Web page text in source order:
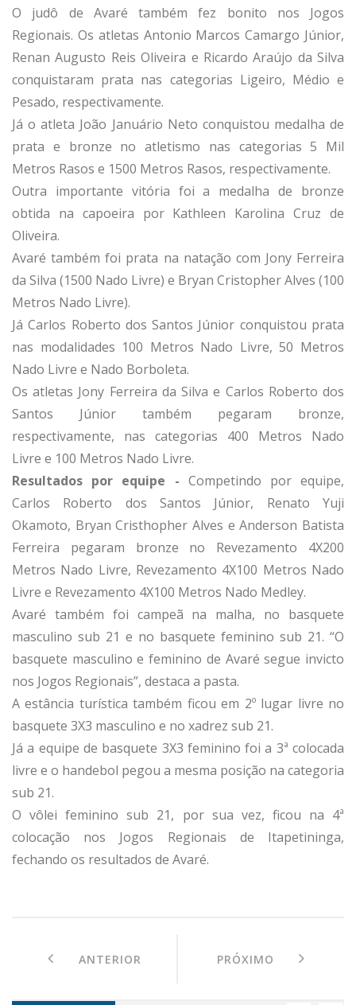
O judô de Avaré também fez bonito nos Jogos
Regionais. Os atletas Antonio Marcos Camargo Júnior,
Renan Augusto Reis Oliveira e Ricardo Araújo da Silva
conquistaram prata nas categorias Ligeiro, Médio e
Pesado, respectivamente.
Já o atleta João Januário Neto conquistou medalha de
prata e bronze no atletismo nas categorias 5 Mil
Metros Rasos e 1500 Metros Rasos, respectivamente.
Outra importante vitória foi a medalha de bronze
obtida na capoeira por Kathleen Karolina Cruz de
Oliveira.
Avaré também foi prata na natação com Jony Ferreira
da Silva (1500 Nado Livre) e Bryan Cristopher Alves (100
Metros Nado Livre).
Já Carlos Roberto dos Santos Júnior conquistou prata
nas modalidades 100 Metros Nado Livre, 50 Metros
Nado Livre e Nado Borboleta.
Os atletas Jony Ferreira da Silva e Carlos Roberto dos
Santos Júnior também pegaram bronze,
respectivamente, nas categorias 400 Metros Nado
Livre e 100 Metros Nado Livre.
Resultados por equipe - Competindo por equipe,
Carlos Roberto dos Santos Júnior, Renato Yuji
Okamoto, Bryan Cristhopher Alves e Anderson Batista
Ferreira pegaram bronze no Revezamento 4X200
Metros Nado Livre, Revezamento 4X100 Metros Nado
Livre e Revezamento 4X100 Metros Nado Medley.
Avaré também foi campeã na malha, no basquete
masculino sub 21 e no basquete feminino sub 21. “O
basquete masculino e feminino de Avaré segue invicto
nos Jogos Regionais”, destaca a pasta.
A estância turística também ficou em 2º lugar livre no
basquete 3X3 masculino e no xadrez sub 21.
Já a equipe de basquete 3X3 feminino foi a 3ª colocada
livre e o handebol pegou a mesma posição na categoria
sub 21.
O vôlei feminino sub 21, por sua vez, ficou na 4ª
colocação nos Jogos Regionais de Itapetininga,
fechando os resultados de Avaré.
ANTERIOR PRÓXIMO